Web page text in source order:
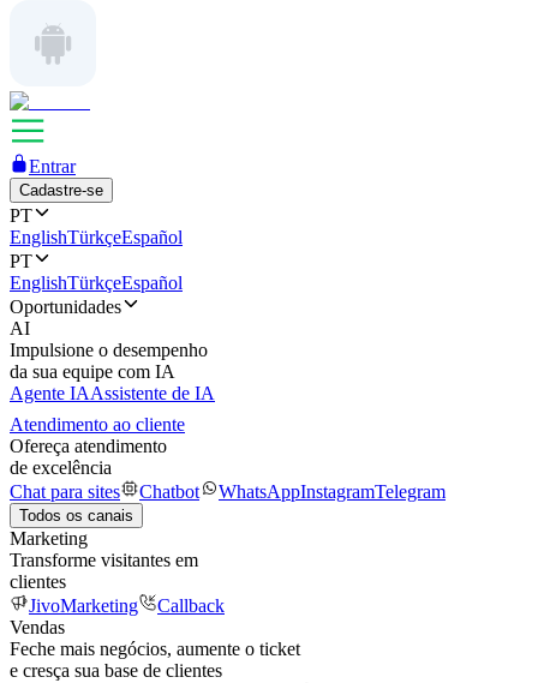
Entrar
Cadastre-se
PT
EnglishTürkçeEspañol
PT
EnglishTürkçeEspañol
Oportunidades
AI
Impulsione o desempenho
da sua equipe com IA
Agente IAAssistente de IA
Atendimento ao cliente
Ofereça atendimento
de excelência
Chat para sites
Chatbot WhatsAppInstagramTelegram
Todos os canais
Marketing
Transforme visitantes em
clientes
JivoMarketing
Callback
Vendas
Feche mais negócios, aumente o ticket
e cresça sua base de clientes